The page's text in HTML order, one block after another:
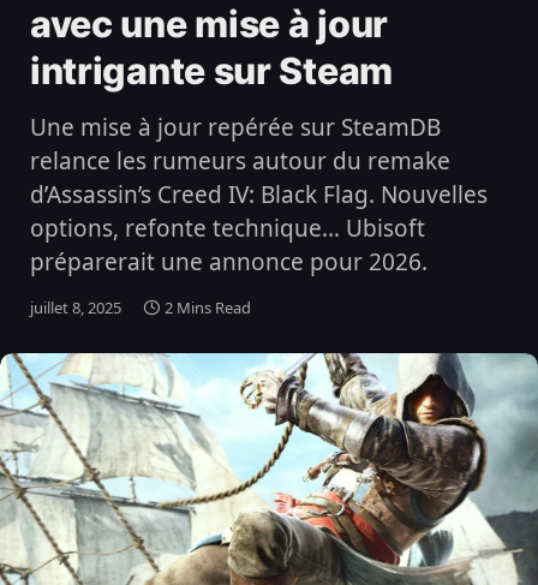
avec une mise à jour
intrigante sur Steam
Une mise à jour repérée sur SteamDB
relance les rumeurs autour du remake
d’Assassin’s Creed IV: Black Flag. Nouvelles
options, refonte technique… Ubisoft
préparerait une annonce pour 2026.
juillet 8, 2025 2 Mins Read